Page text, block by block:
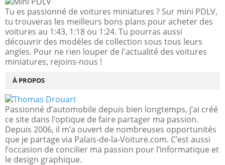
Tu es passionné de voitures miniatures ? Sur mini PDLV,
tu trouveras les meilleurs bons plans pour acheter des
voitures au 1:43, 1:18 ou 1:24. Tu pourras aussi
découvrir des modèles de collection sous tous leurs
angles. Pour ne rien louper de l'actualité des voitures
miniatures, rejoins-nous !
À PROPOS
Passionné d’automobile depuis bien longtemps, j’ai créé
ce site dans l’optique de faire partager ma passion.
Depuis 2006, il m’a ouvert de nombreuses opportunités
que je partage via Palais-de-la-Voiture.com. C’est aussi
l’occasion de concilier ma passion pour l’informatique et
le design graphique.